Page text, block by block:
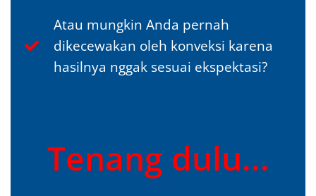
Atau mungkin Anda pernah
dikecewakan oleh konveksi karena
hasilnya nggak sesuai ekspektasi?
Tenang dulu...